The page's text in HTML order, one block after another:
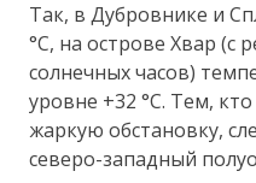
Так, в Дубровнике и
°C, на острове Хвар (с
солнечных часов)
уровне +32 °C. Тем,
жаркую обстановку,
северо-западный